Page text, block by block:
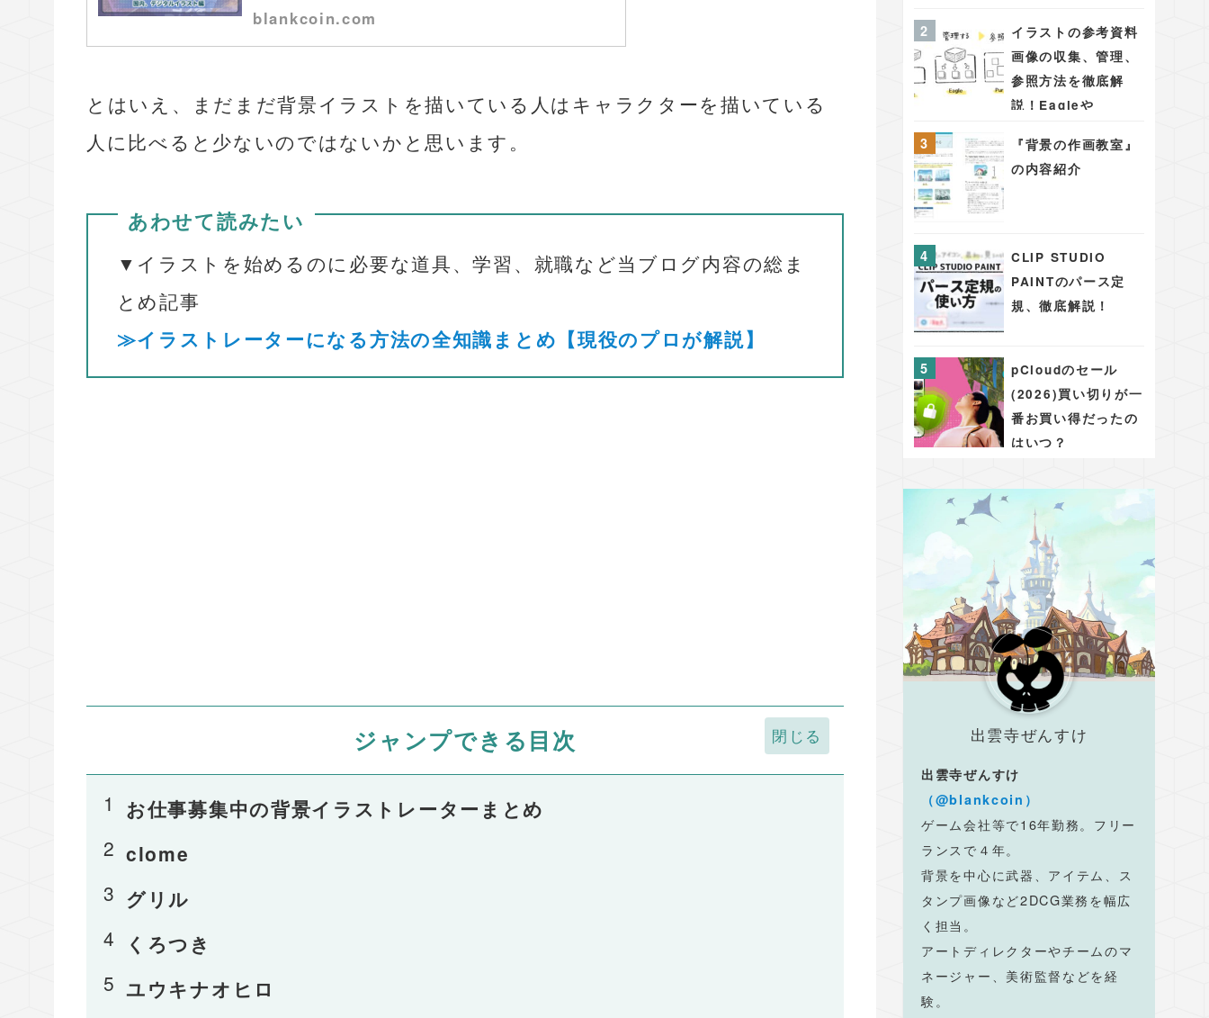
blankcoin.com
とはいえ、まだまだ背景イラストを描いている人はキャラクターを描いている
人に比べると少ないのではないかと思います。
あわせて読みたい
▼イラストを始めるのに必要な道具、学習、就職など当ブログ内容の総ま
とめ記事
≫イラストレーターになる方法の全知識まとめ【現役のプロが解説】
ジャンプできる目次
お仕事募集中の背景イラストレーターまとめ
clome
グリル
くろつき
ユウキナオヒロ
シーンを彩る背景・
アイテム48
イラストの参考資料
画像の収集、管理、
参照方法を徹底解
説！Eagleや
果的な手法
『背景の作画教室』
の内容紹介
CLIP STUDIO
PAINTのパース定
規、徹底解説！
pCloudのセール
(2026)買い切りが一
番お買い得だったの
はいつ？
出雲寺ぜんすけ
出雲寺ぜんすけ
（@blankcoin）
ゲーム会社等で16年勤務。フリー
ランスで４年。
背景を中心に武器、アイテム、ス
タンプ画像など2DCG業務を幅広
く担当。
アートディレクターやチームのマ
ネージャー、美術監督などを経
験。